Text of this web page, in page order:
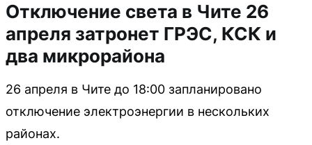
Отключение света в Чите 26
апреля затронет ГРЭС, КСК и
два микрорайона
26 апреля в Чите до 18:00 запланировано
отключение электроэнергии в нескольких
районах.